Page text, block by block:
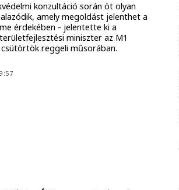
konzultáció során öt olyan
amely megoldást jelenthet a
érdekében - jelentette ki a
miniszter az M1
reggeli műsorában.